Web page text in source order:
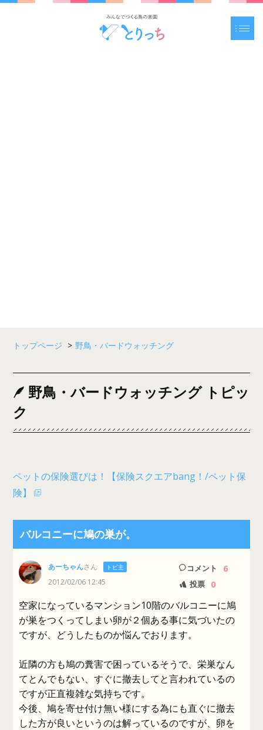
トップページ > 野鳥・バードウォッチング
野鳥・バードウォッチング トピッ
ク
ペットの保険選びは！【保険スクエアbang！/ペット保
険】
バルコニーに鳩の巣が。
あーちゃんさん トピ主
2012/02/06 12:45
コメント 6
投票 0
空家になっているマンション10階のバルコニーに鳩
が巣をつくってしまい卵が２個ある事に気づいたの
ですが、どうしたものか悩んでおります。
近隣の方も鳩の糞害で困っているそうで、栄巣なん
てとんでもない、すぐに撤去してと言われているの
ですが正直複雑な気持ちです。
今後、鳩を寄せ付け無い様にする為にも直ぐに撤去
した方が良いというのは解っているのですが、卵を